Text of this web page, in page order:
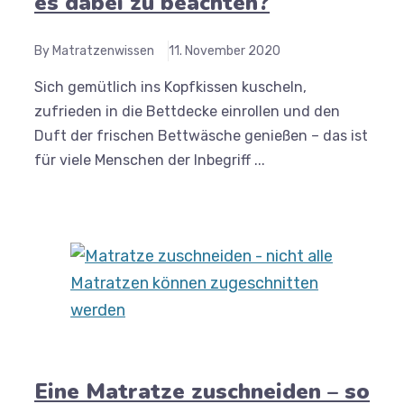
By Matratzenwissen 11. November 2020
Sich gemütlich ins Kopfkissen kuscheln,
zufrieden in die Bettdecke einrollen und den
Duft der frischen Bettwäsche genießen – das ist
für viele Menschen der Inbegriff ...
Eine Matratze zuschneiden – so